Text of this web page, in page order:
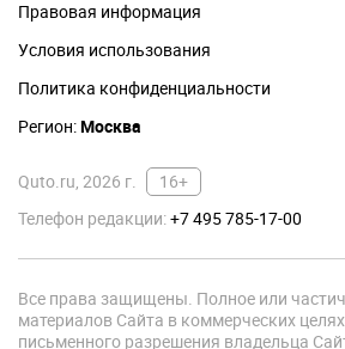
Правовая информация
Условия использования
Политика конфиденциальности
Регион:Москва
Quto.ru, 2026 г.
16+
Телефон редакции:+7 495 785-17-00
Все права защищены. Полное или
материалов Сайта в коммерческих
письменного разрешения владельца